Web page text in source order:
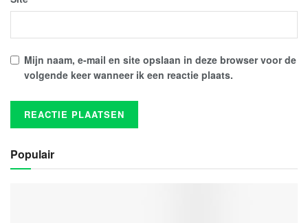
Mijn naam, e-mail en site opslaan in deze browser voor de
volgende keer wanneer ik een reactie plaats.
Populair